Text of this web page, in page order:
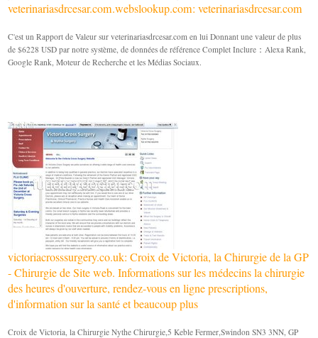
veterinariasdrcesar.com.webslookup.com: veterinariasdrcesar.com
C'est un Rapport de Valeur sur veterinariasdrcesar.com en lui Donnant une valeur de plus
de $6228 USD par notre système, de données de référence Complet Inclure：Alexa Rank,
Google Rank, Moteur de Recherche et les Médias Sociaux.
victoriacrosssurgery.co.uk: Croix de Victoria, la Chirurgie de la GP
- Chirurgie de Site web. Informations sur les médecins la chirurgie
des heures d'ouverture, rendez-vous en ligne prescriptions,
d'information sur la santé et beaucoup plus
Croix de Victoria, la Chirurgie Nythe Chirurgie,5 Keble Fermer,Swindon SN3 3NN, GP